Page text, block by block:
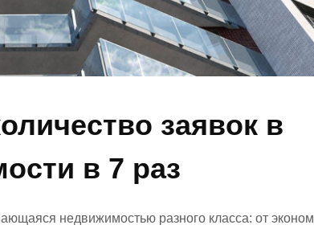
заявок в
в 7 раз
недвижимостью разного класса: от эконом